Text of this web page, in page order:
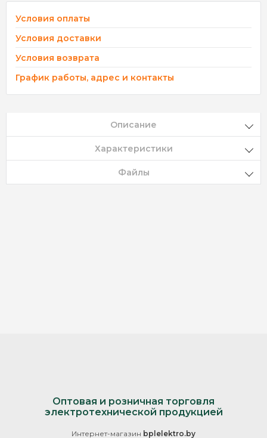
Условия оплаты
Условия доставки
Условия возврата
График работы, адрес и контакты
Описание
Характеристики
Файлы
Оптовая и розничная торговля
электротехнической продукцией
Интернет-магазин bplelektro.by